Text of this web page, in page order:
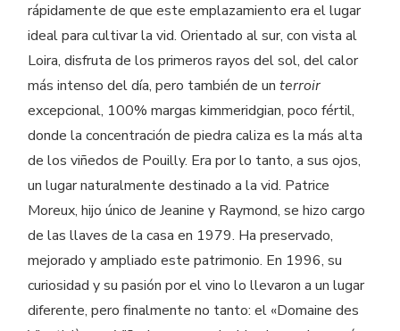
rápidamente de que este emplazamiento era el lugar
ideal para cultivar la vid. Orientado al sur, con vista al
Loira, disfruta de los primeros rayos del sol, del calor
más intenso del día, pero también de un terroir
excepcional, 100% margas kimmeridgian, poco fértil,
donde la concentración de piedra caliza es la más alta
de los viñedos de Pouilly. Era por lo tanto, a sus ojos,
un lugar naturalmente destinado a la vid. Patrice
Moreux, hijo único de Jeanine y Raymond, se hizo cargo
de las llaves de la casa en 1979. Ha preservado,
mejorado y ampliado este patrimonio. En 1996, su
curiosidad y su pasión por el vino lo llevaron a un lugar
diferente, pero finalmente no tanto: el «Domaine des